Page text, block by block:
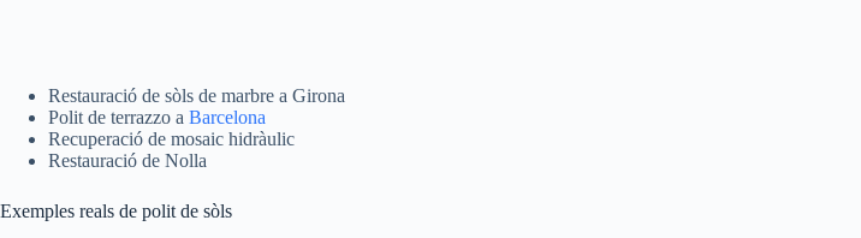
Restauració de sòls de marbre a Girona
Polit de terrazzo a Barcelona
Recuperació de mosaic hidràulic
Restauració de Nolla
Exemples reals de polit de sòls